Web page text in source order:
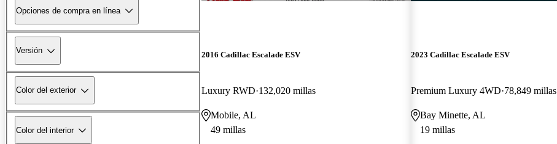
Opciones de compra en línea
Versión
Color del exterior
Color del interior
2016 Cadillac Escalade ESV
Luxury RWD 132,020 millas
Mobile, AL
49 millas
2023 Cadillac Escalade ESV
Premium Luxury 4WD 78,849 millas
Bay Minette, AL
19 millas